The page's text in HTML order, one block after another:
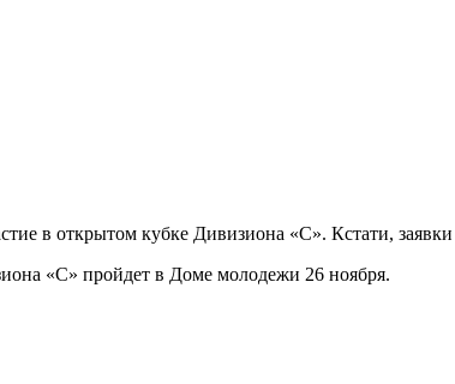
в открытом кубке Дивизиона «С». Кстати,
«С» пройдет в Доме молодежи 26 ноября.